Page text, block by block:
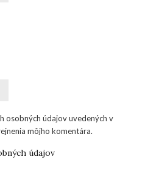
osobných údajov uvedených v
môjho komentára.
údajov